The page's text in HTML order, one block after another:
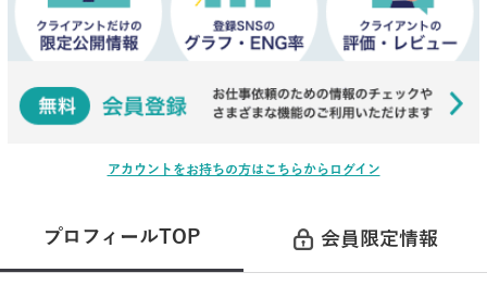
アカウントをお持ちの方はこちらからログイン
プロフィールTOP 会員限定情報